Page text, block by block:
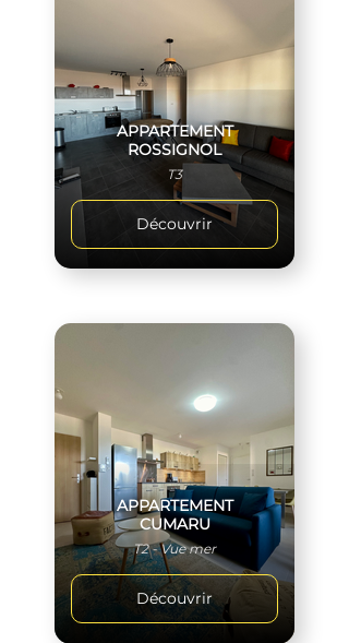
APPARTEMENT
ROSSIGNOL
T3
Découvrir
APPARTEMENT
CUMARU
T2 - Vue mer
Découvrir